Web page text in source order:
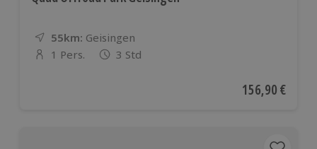
55km: Entfernung
Standort
Geisingen
Anzahl der Teilnehmer
1 Pers. 3 Std
Aktueller Preis
156,90 €